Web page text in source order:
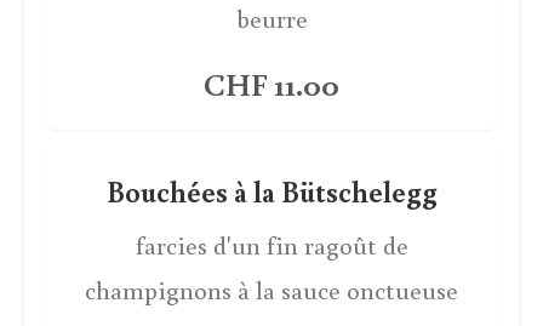
beurre
CHF 11.00
Bouchées à la Bütschelegg
farcies d'un fin ragoût de
champignons à la sauce onctueuse